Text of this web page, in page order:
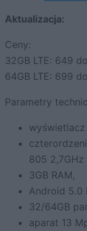
Aktualizacja:
Ceny:
32GB LTE: 649
64GB LTE: 699
Parametry
805
3GB RAM,
Android 5.0
32/64GB
aparat 13